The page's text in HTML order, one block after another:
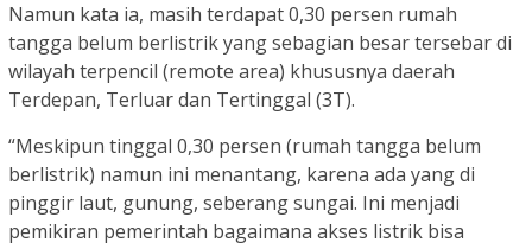
Namun kata ia, masih terdapat 0,30 persen rumah
tangga belum berlistrik yang sebagian besar tersebar di
wilayah terpencil (remote area) khususnya daerah
Terdepan, Terluar dan Tertinggal (3T).
“Meskipun tinggal 0,30 persen (rumah tangga belum
berlistrik) namun ini menantang, karena ada yang di
pinggir laut, gunung, seberang sungai. Ini menjadi
pemikiran pemerintah bagaimana akses listrik bisa